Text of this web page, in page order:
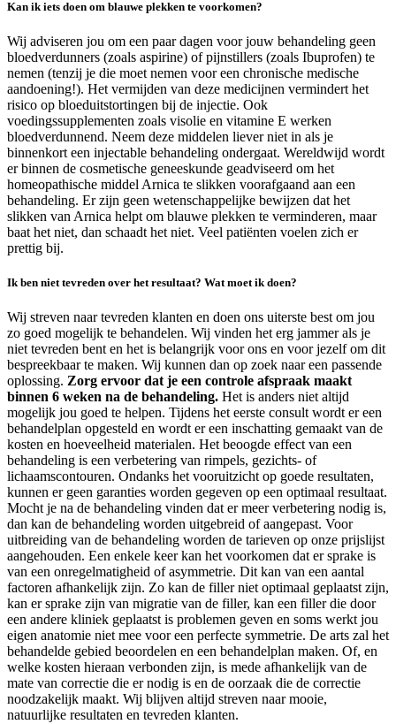
Kan ik iets doen om blauwe plekken te voorkomen?
Wij adviseren jou om een paar dagen voor jouw behandeling geen
bloedverdunners (zoals aspirine) of pijnstillers (zoals Ibuprofen) te
nemen (tenzij je die moet nemen voor een chronische medische
aandoening!). Het vermijden van deze medicijnen vermindert het
risico op bloeduitstortingen bij de injectie. Ook
voedingssupplementen zoals visolie en vitamine E werken
bloedverdunnend. Neem deze middelen liever niet in als je
binnenkort een injectable behandeling ondergaat. Wereldwijd wordt
er binnen de cosmetische geneeskunde geadviseerd om het
homeopathische middel Arnica te slikken voorafgaand aan een
behandeling. Er zijn geen wetenschappelijke bewijzen dat het
slikken van Arnica helpt om blauwe plekken te verminderen, maar
baat het niet, dan schaadt het niet. Veel patiënten voelen zich er
prettig bij.
Ik ben niet tevreden over het resultaat? Wat moet ik doen?
Wij streven naar tevreden klanten en doen ons uiterste best om jou
zo goed mogelijk te behandelen. Wij vinden het erg jammer als je
niet tevreden bent en het is belangrijk voor ons en voor jezelf om dit
bespreekbaar te maken. Wij kunnen dan op zoek naar een passende
oplossing. Zorg ervoor dat je een controle afspraak maakt
binnen 6 weken na de behandeling. Het is anders niet altijd
mogelijk jou goed te helpen. Tijdens het eerste consult wordt er een
behandelplan opgesteld en wordt er een inschatting gemaakt van de
kosten en hoeveelheid materialen. Het beoogde effect van een
behandeling is een verbetering van rimpels, gezichts- of
lichaamscontouren. Ondanks het vooruitzicht op goede resultaten,
kunnen er geen garanties worden gegeven op een optimaal resultaat.
Mocht je na de behandeling vinden dat er meer verbetering nodig is,
dan kan de behandeling worden uitgebreid of aangepast. Voor
uitbreiding van de behandeling worden de tarieven op onze prijslijst
aangehouden. Een enkele keer kan het voorkomen dat er sprake is
van een onregelmatigheid of asymmetrie. Dit kan van een aantal
factoren afhankelijk zijn. Zo kan de filler niet optimaal geplaatst zijn,
kan er sprake zijn van migratie van de filler, kan een filler die door
een andere kliniek geplaatst is problemen geven en soms werkt jou
eigen anatomie niet mee voor een perfecte symmetrie. De arts zal het
behandelde gebied beoordelen en een behandelplan maken. Of, en
welke kosten hieraan verbonden zijn, is mede afhankelijk van de
mate van correctie die er nodig is en de oorzaak die de correctie
noodzakelijk maakt. Wij blijven altijd streven naar mooie,
natuurlijke resultaten en tevreden klanten.